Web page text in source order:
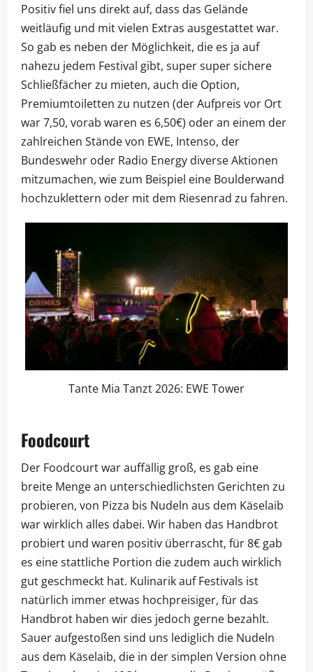
Positiv fiel uns direkt auf, dass das Gelände
weitläufig und mit vielen Extras ausgestattet war.
So gab es neben der Möglichkeit, die es ja auf
nahezu jedem Festival gibt, super super sichere
Schließfächer zu mieten, auch die Option,
Premiumtoiletten zu nutzen (der Aufpreis vor Ort
war 7,50, vorab waren es 6,50€) oder an einem der
zahlreichen Stände von EWE, Intenso, der
Bundeswehr oder Radio Energy diverse Aktionen
mitzumachen, wie zum Beispiel eine Boulderwand
hochzuklettern oder mit dem Riesenrad zu fahren.
Tante Mia Tanzt 2026: EWE Tower
Foodcourt
Der Foodcourt war auffällig groß, es gab eine
breite Menge an unterschiedlichsten Gerichten zu
probieren, von Pizza bis Nudeln aus dem Käselaib
war wirklich alles dabei. Wir haben das Handbrot
probiert und waren positiv überrascht, für 8€ gab
es eine stattliche Portion die zudem auch wirklich
gut geschmeckt hat. Kulinarik auf Festivals ist
natürlich immer etwas hochpreisiger, für das
Handbrot haben wir dies jedoch gerne bezahlt.
Sauer aufgestoßen sind uns lediglich die Nudeln
aus dem Käselaib, die in der simplen Version ohne